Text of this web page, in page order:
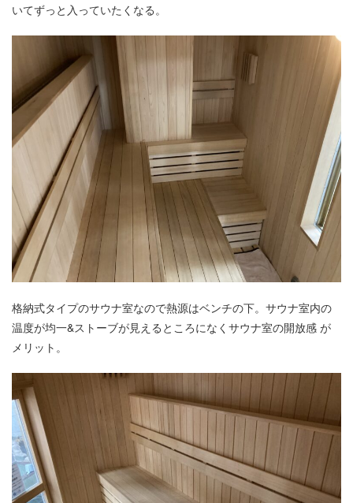
いてずっと入っていたくなる。
格納式タイプのサウナ室なので熱源はベンチの下。サウナ室内の
温度が均一&ストーブが見えるところになくサウナ室の開放感 が
メリット。